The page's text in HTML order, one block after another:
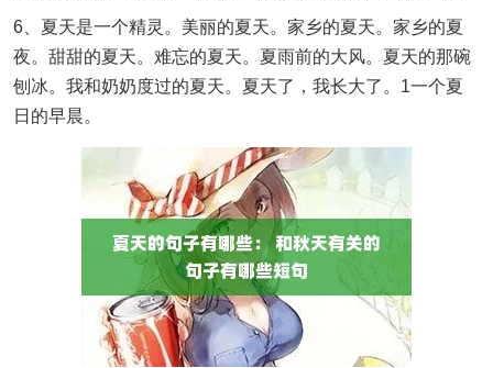
6、夏天是一个精灵。美丽的夏天。家乡的夏天。家乡的夏
夜。甜甜的夏天。难忘的夏天。夏雨前的大风。夏天的那碗
刨冰。我和奶奶度过的夏天。夏天了，我长大了。1一个夏
日的早晨。